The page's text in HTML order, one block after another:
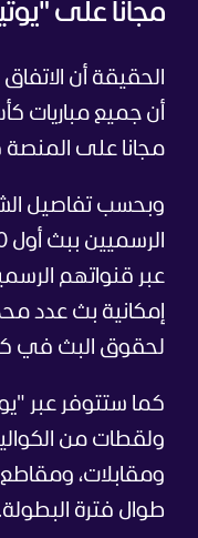
مجانا على
الحقيقة أن
مجانا على
وبحسب تفاصيل
عبر قنواتهم
إمكانية بث عدد
لحقوق البث في
كما ستتوفر عبر
ولقطات من
ومقابلات،
طوال فترة